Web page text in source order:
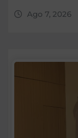
Ago 7, 2026